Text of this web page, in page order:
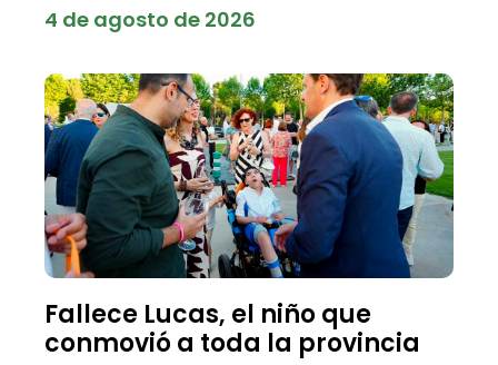
4 de agosto de 2026
Fallece Lucas, el niño que
conmovió a toda la provincia